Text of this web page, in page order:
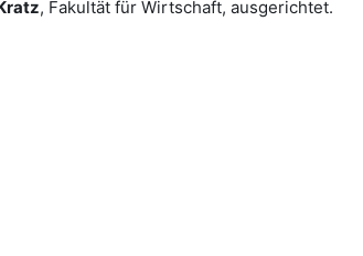
, Fakultät für Wirtschaft, ausgerichtet.